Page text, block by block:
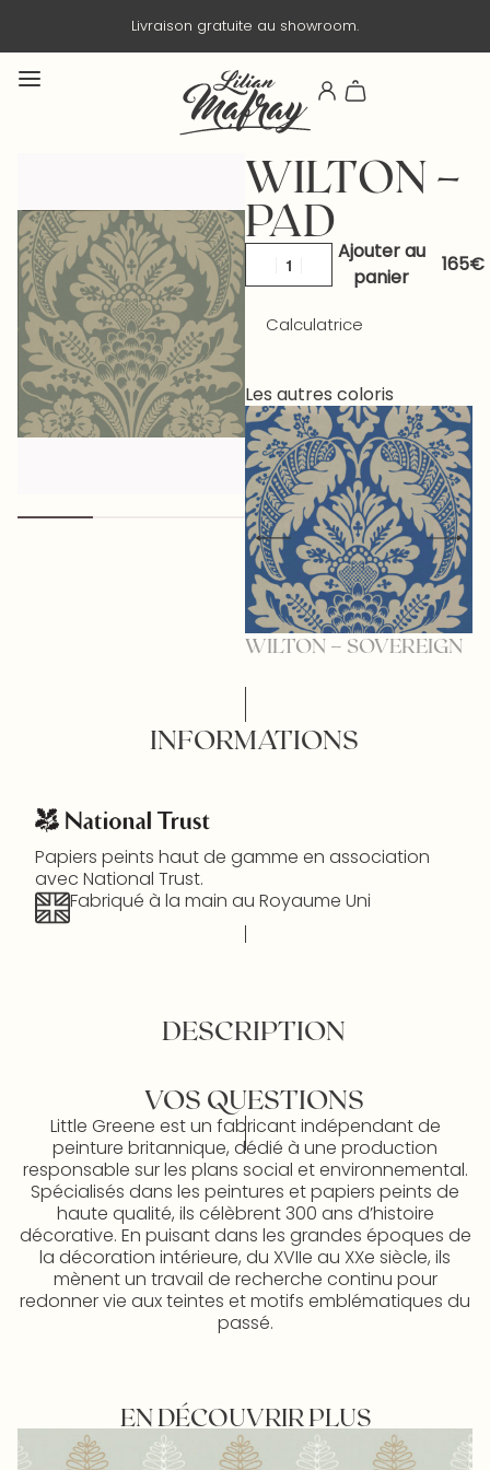
Livraison gratuite au showroom.
WILTON –
PAD
Ajouter au
panier
Calculatrice
Les autres coloris
WILTON – SOVEREIGN
INFORMATIONS
Papiers peints haut de gamme en association
avec National Trust.
Fabriqué à la main au Royaume Uni
DESCRIPTION
VOS QUESTIONS
Little Greene est un fabricant indépendant de
peinture britannique, dédié à une production
responsable sur les plans social et environnemental.
Spécialisés dans les peintures et papiers peints de
haute qualité, ils célèbrent 300 ans d’histoire
décorative. En puisant dans les grandes époques de
la décoration intérieure, du XVIIe au XXe siècle, ils
mènent un travail de recherche continu pour
redonner vie aux teintes et motifs emblématiques du
passé.
EN DÉCOUVRIR PLUS